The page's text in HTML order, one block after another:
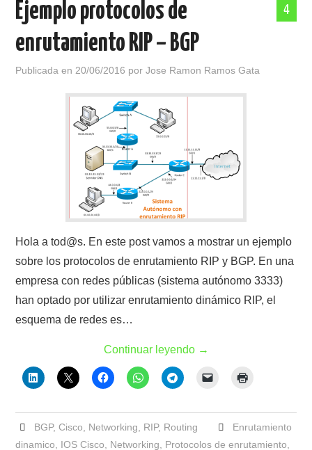
4
Ejemplo protocolos de
enrutamiento RIP – BGP
Publicada en 20/06/2016 porJose Ramon Ramos Gata
Hola a tod@s. En este post vamos a mostrar un ejemplo
sobre los protocolos de enrutamiento RIP y BGP. En una
empresa con redes públicas (sistema autónomo 3333)
han optado por utilizar enrutamiento dinámico RIP, el
esquema de redes es…
Continuar leyendo →
BGP, Cisco Networking RIP, Routing
Enrutamiento
dinamico
IOS Cisco Networking Protocolos de enrutamiento